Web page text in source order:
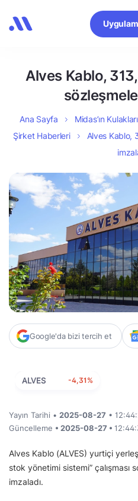
Alves Kablo,
Ana Sayfa Midas’ın Kulakları
Şirket Haberleri
Alves Kablo,
Google'da bizi tercih et
ALVES -4,31%
Yayın Tarihi • 2025-08-27 •
Güncelleme • 2025-08-27 •
Alves Kablo (ALVES) yurtiçi
stok yönetimi sistemi” çalışması
imzaladı.